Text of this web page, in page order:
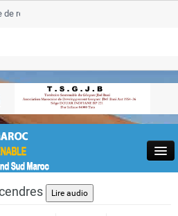
post-inondations
l’aerien a Dakhla et
renforce les vols Paris-